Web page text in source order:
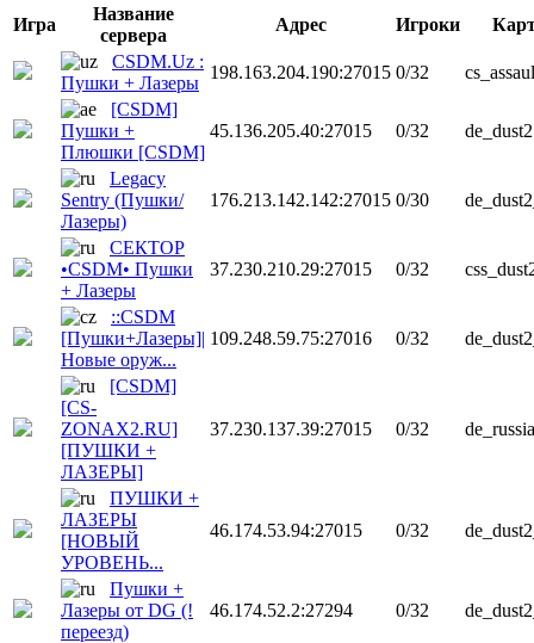
Игра
Название
сервера
Адрес Игроки
CSDM.Uz :
Пушки + Лазеры
198.163.204.190:27015 0/32
[CSDM]
Пушки +
Плюшки [CSDM]
45.136.205.40:27015 0/32 de_dust2
Legacy
Sentry (Пушки/
Лазеры)
176.213.142.142:27015 0/30
СЕКТОР
•CSDM• Пушки
+ Лазеры
37.230.210.29:27015 0/32
::CSDM
[Пушки+Лазеры]|
Новые оруж...
109.248.59.75:27016 0/32
[CSDM]
[CS-
ZONAX2.RU]
[ПУШКИ +
ЛАЗЕРЫ]
37.230.137.39:27015 0/32
ПУШКИ +
ЛАЗЕРЫ
[НОВЫЙ
УРОВЕНЬ...
46.174.53.94:27015 0/32
Пушки +
Лазеры от DG (!
переезд)
46.174.52.2:27294 0/32